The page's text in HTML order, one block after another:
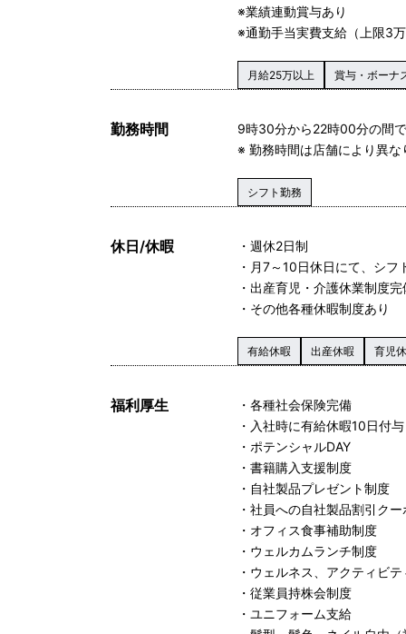
※業績連動賞与あり
※通勤手当実費支給（上限3
月給25万以上 賞与・ボーナ
勤務時間
9時30分から22時00分の間
※ 勤務時間は店舗により異な
シフト勤務
休日/休暇
・週休2日制
・月7～10日休日にて、シフ
・出産育児・介護休業制度完
・その他各種休暇制度あり
有給休暇 出産休暇 育児
福利厚生
・各種社会保険完備
・入社時に有給休暇10日付与
・ポテンシャルDAY
・書籍購入支援制度
・自社製品プレゼント制度
・社員への自社製品割引ク
・オフィス食事補助制度
・ウェルカムランチ制度
・ウェルネス、アクティビ
・従業員持株会制度
・ユニフォーム支給